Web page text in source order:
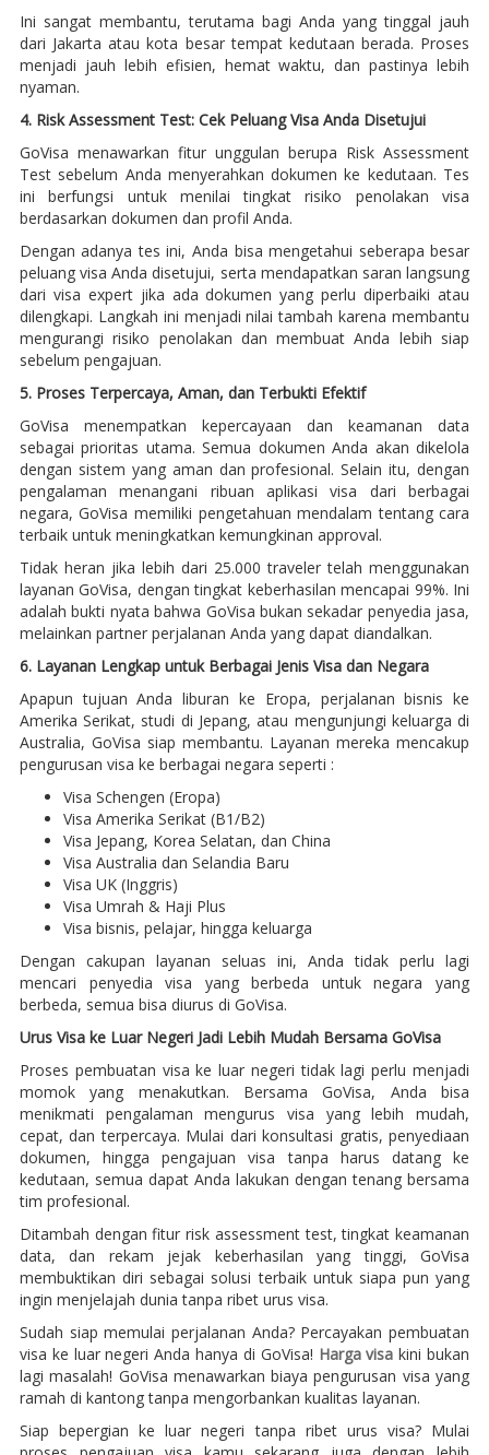
Ini sangat membantu, terutama bagi Anda yang tinggal jauh
dari Jakarta atau kota besar tempat kedutaan berada. Proses
menjadi jauh lebih efisien, hemat waktu, dan pastinya lebih
nyaman.
4. Risk Assessment Test: Cek Peluang Visa Anda Disetujui
GoVisa menawarkan fitur unggulan berupa Risk Assessment
Test sebelum Anda menyerahkan dokumen ke kedutaan. Tes
ini berfungsi untuk menilai tingkat risiko penolakan visa
berdasarkan dokumen dan profil Anda.
Dengan adanya tes ini, Anda bisa mengetahui seberapa besar
peluang visa Anda disetujui, serta mendapatkan saran langsung
dari visa expert jika ada dokumen yang perlu diperbaiki atau
dilengkapi. Langkah ini menjadi nilai tambah karena membantu
mengurangi risiko penolakan dan membuat Anda lebih siap
sebelum pengajuan.
5. Proses Terpercaya, Aman, dan Terbukti Efektif
GoVisa menempatkan kepercayaan dan keamanan data
sebagai prioritas utama. Semua dokumen Anda akan dikelola
dengan sistem yang aman dan profesional. Selain itu, dengan
pengalaman menangani ribuan aplikasi visa dari berbagai
negara, GoVisa memiliki pengetahuan mendalam tentang cara
terbaik untuk meningkatkan kemungkinan approval.
Tidak heran jika lebih dari 25.000 traveler telah menggunakan
layanan GoVisa, dengan tingkat keberhasilan mencapai 99%. Ini
adalah bukti nyata bahwa GoVisa bukan sekadar penyedia jasa,
melainkan partner perjalanan Anda yang dapat diandalkan.
6. Layanan Lengkap untuk Berbagai Jenis Visa dan Negara
Apapun tujuan Anda liburan ke Eropa, perjalanan bisnis ke
Amerika Serikat, studi di Jepang, atau mengunjungi keluarga di
Australia, GoVisa siap membantu. Layanan mereka mencakup
pengurusan visa ke berbagai negara seperti :
Visa Schengen (Eropa)
Visa Amerika Serikat (B1/B2)
Visa Jepang, Korea Selatan, dan China
Visa Australia dan Selandia Baru
Visa UK (Inggris)
Visa Umrah & Haji Plus
Visa bisnis, pelajar, hingga keluarga
Dengan cakupan layanan seluas ini, Anda tidak perlu lagi
mencari penyedia visa yang berbeda untuk negara yang
berbeda, semua bisa diurus di GoVisa.
Urus Visa ke Luar Negeri Jadi Lebih Mudah Bersama GoVisa
Proses pembuatan visa ke luar negeri tidak lagi perlu menjadi
momok yang menakutkan. Bersama GoVisa, Anda bisa
menikmati pengalaman mengurus visa yang lebih mudah,
cepat, dan terpercaya. Mulai dari konsultasi gratis, penyediaan
dokumen, hingga pengajuan visa tanpa harus datang ke
kedutaan, semua dapat Anda lakukan dengan tenang bersama
tim profesional.
Ditambah dengan fitur risk assessment test, tingkat keamanan
data, dan rekam jejak keberhasilan yang tinggi, GoVisa
membuktikan diri sebagai solusi terbaik untuk siapa pun yang
ingin menjelajah dunia tanpa ribet urus visa.
Sudah siap memulai perjalanan Anda? Percayakan pembuatan
visa ke luar negeri Anda hanya di GoVisa! Harga visa kini bukan
lagi masalah! GoVisa menawarkan biaya pengurusan visa yang
ramah di kantong tanpa mengorbankan kualitas layanan.
Siap bepergian ke luar negeri tanpa ribet urus visa? Mulai